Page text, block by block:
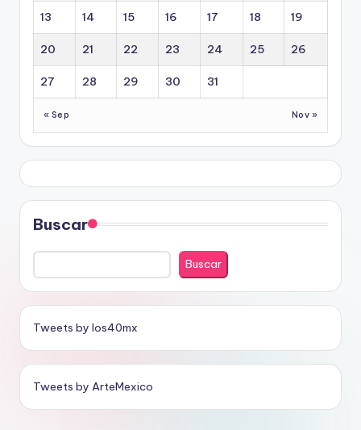
13 14 15 16 17 18 19
20 21 22 23 24 25 26
27 28 29 30 31
« Sep Nov »
Buscar
Buscar
Tweets by los40mx
Tweets by ArteMexico